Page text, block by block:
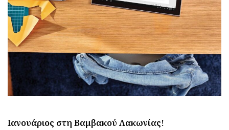
Ιανουάριος στη Βαμβακού Λακωνίας!